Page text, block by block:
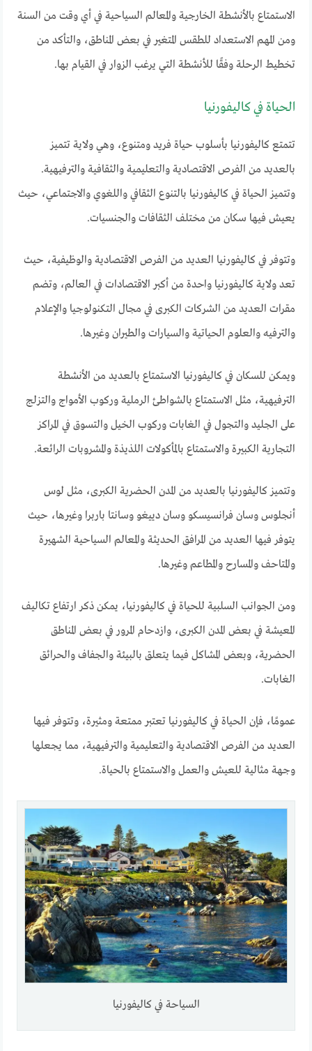
الاستمتاع بالأنشطة الخارجية والمعالم السياحية في أي وقت من السنة
ومن المهم الاستعداد للطقس المتغير في بعض المناطق، والتأكد من
تخطيط الرحلة وفقًا للأنشطة التي يرغب الزوار في القيام بها.
الحياة في كاليفورنيا
تتمتع كاليفورنيا بأسلوب حياة فريد ومتنوع، وهي ولاية تتميز
بالعديد من الفرص الاقتصادية والتعليمية والثقافية والترفيهية.
وتتميز الحياة في كاليفورنيا بالتنوع الثقافي واللغوي والاجتماعي، حيث
يعيش فيها سكان من مختلف الثقافات والجنسيات.
وتتوفر في كاليفورنيا العديد من الفرص الاقتصادية والوظيفية، حيث
تعد ولاية كاليفورنيا واحدة من أكبر الاقتصادات في العالم، وتضم
مقرات العديد من الشركات الكبرى في مجال التكنولوجيا والإعلام
والترفيه والعلوم الحياتية والسيارات والطيران وغيرها.
ويمكن للسكان في كاليفورنيا الاستمتاع بالعديد من الأنشطة
الترفيهية، مثل الاستمتاع بالشواطئ الرملية وركوب الأمواج والتزلج
على الجليد والتجول في الغابات وركوب الخيل والتسوق في المراكز
التجارية الكبيرة والاستمتاع بالمأكولات اللذيذة والمشروبات الرائعة.
وتتميز كاليفورنيا بالعديد من المدن الحضرية الكبرى، مثل لوس
أنجلوس وسان فرانسيسكو وسان دييغو وسانتا باربرا وغيرها، حيث
يتوفر فيها العديد من المرافق الحديثة والمعالم السياحية الشهيرة
والمتاحف والمسارح والمطاعم وغيرها.
ومن الجوانب السلبية للحياة في كاليفورنيا، يمكن ذكر ارتفاع تكاليف
المعيشة في بعض المدن الكبرى، وازدحام المرور في بعض المناطق
الحضرية، وبعض المشاكل فيما يتعلق بالبيئة والجفاف والحرائق
الغابات.
عمومًا، فإن الحياة في كاليفورنيا تعتبر ممتعة ومثيرة، وتتوفر فيها
العديد من الفرص الاقتصادية والتعليمية والترفيهية، مما يجعلها
وجهة مثالية للعيش والعمل والاستمتاع بالحياة.
السياحة في كاليفورنيا